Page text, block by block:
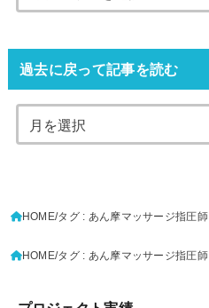
過去に戻って記事を読む
HOME タグ : あん摩マッサージ指圧師
HOME タグ : あん摩マッサージ指圧師